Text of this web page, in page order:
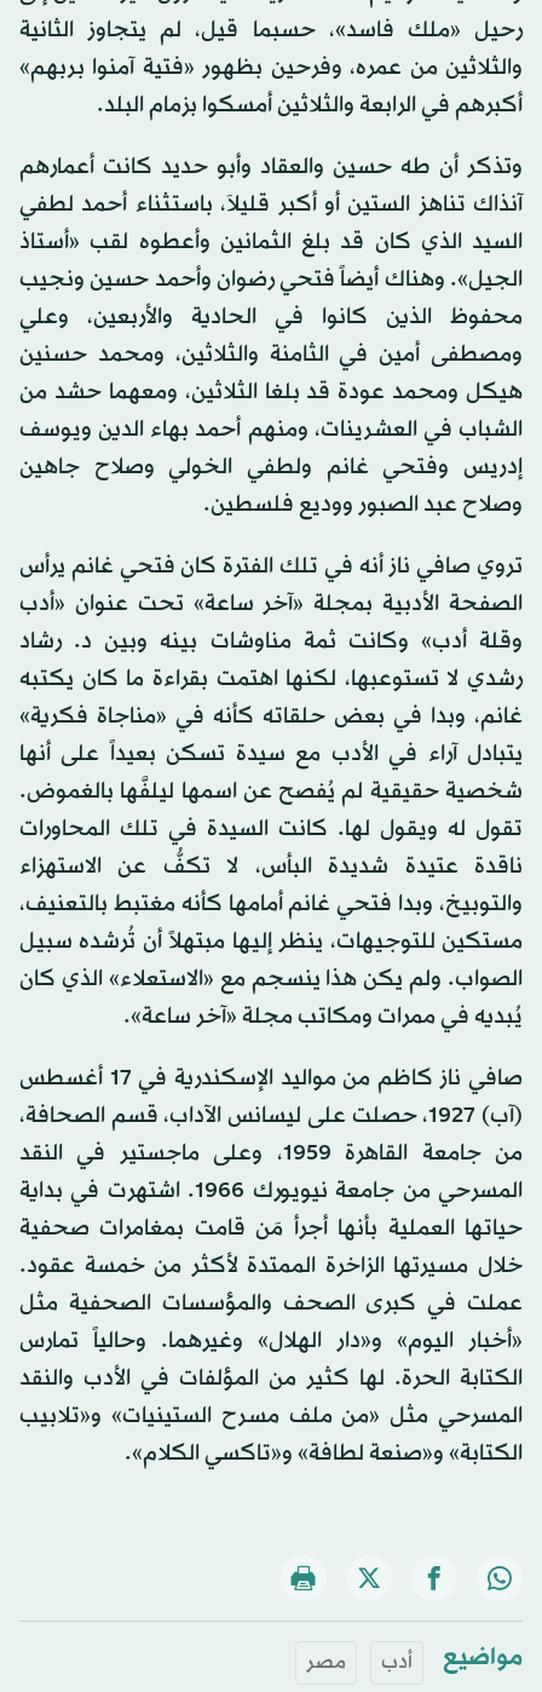
رحيل «ملك فاسد»، حسبما قيل، لم يتجاوز الثانية
والثلاثين من عمره، وفرحين بظهور «فتية آمنوا بربهم»
أكبرهم في الرابعة والثلاثين أمسكوا بزمام البلد.
وتذكر أن طه حسين والعقاد وأبو حديد كانت أعمارهم
آنذاك تناهز الستين أو أكبر قليلاَ، باستثناء أحمد لطفي
السيد الذي كان قد بلغ الثمانين وأعطوه لقب «أستاذ
الجيل». وهناك أيضاً فتحي رضوان وأحمد حسين ونجيب
محفوظ الذين كانوا في الحادية والأربعين، وعلي
ومصطفى أمين في الثامنة والثلاثين، ومحمد حسنين
هيكل ومحمد عودة قد بلغا الثلاثين، ومعهما حشد من
الشباب في العشرينات، ومنهم أحمد بهاء الدين ويوسف
إدريس وفتحي غانم ولطفي الخولي وصلاح جاهين
وصلاح عبد الصبور ووديع فلسطين.
تروي صافي ناز أنه في تلك الفترة كان فتحي غانم يرأس
الصفحة الأدبية بمجلة «آخر ساعة» تحت عنوان «أدب
وقلة أدب» وكانت ثمة مناوشات بينه وبين د. رشاد
رشدي لا تستوعبها، لكنها اهتمت بقراءة ما كان يكتبه
غانم، وبدا في بعض حلقاته كأنه في «مناجاة فكرية»
يتبادل آراء في الأدب مع سيدة تسكن بعيداً على أنها
شخصية حقيقية لم يُفصح عن اسمها ليلفَّها بالغموض.
تقول له ويقول لها. كانت السيدة في تلك المحاورات
ناقدة عتيدة شديدة البأس، لا تكفُّ عن الاستهزاء
والتوبيخ، وبدا فتحي غانم أمامها كأنه مغتبط بالتعنيف،
مستكين للتوجيهات، ينظر إليها مبتهلاً أن تُرشده سبيل
الصواب. ولم يكن هذا ينسجم مع «الاستعلاء» الذي كان
يُبديه في ممرات ومكاتب مجلة «آخر ساعة».
صافي ناز كاظم من مواليد الإسكندرية في 17 أغسطس
(آب) 1927، حصلت على ليسانس الآداب، قسم الصحافة،
من جامعة القاهرة 1959، وعلى ماجستير في النقد
المسرحي من جامعة نيويورك 1966. اشتهرت في بداية
حياتها العملية بأنها أجرأ مَن قامت بمغامرات صحفية
خلال مسيرتها الزاخرة الممتدة لأكثر من خمسة عقود.
عملت في كبرى الصحف والمؤسسات الصحفية مثل
«أخبار اليوم» و«دار الهلال» وغيرهما. وحالياً تمارس
الكتابة الحرة. لها كثير من المؤلفات في الأدب والنقد
المسرحي مثل «من ملف مسرح الستينيات» و«تلابيب
الكتابة» و«صنعة لطافة» و«تاكسي الكلام».
مواضيع أدب مصر